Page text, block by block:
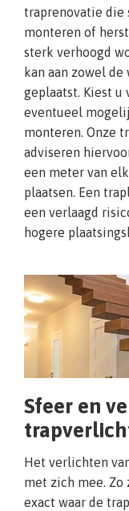
traprenovatie die
monteren of
sterk verhoogd
kan aan zowel
geplaatst. Kiest u
eventueel
monteren. Onze
adviseren
een meter van
plaatsen. Een
een verlaagd
hogere
Sfeer en
Het verlichten
met zich mee.
exact waar de